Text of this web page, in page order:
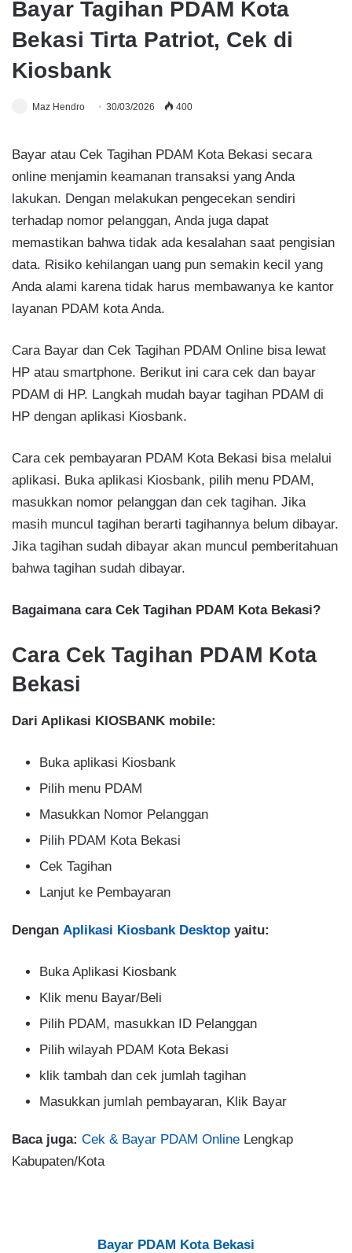
Bayar Tagihan PDAM Kota
Bekasi Tirta Patriot, Cek di
Kiosbank
Maz Hendro 30/03/2026 400
Bayar atau Cek Tagihan PDAM Kota Bekasi secara
online menjamin keamanan transaksi yang Anda
lakukan. Dengan melakukan pengecekan sendiri
terhadap nomor pelanggan, Anda juga dapat
memastikan bahwa tidak ada kesalahan saat pengisian
data. Risiko kehilangan uang pun semakin kecil yang
Anda alami karena tidak harus membawanya ke kantor
layanan PDAM kota Anda.
Cara Bayar dan Cek Tagihan PDAM Online bisa lewat
HP atau smartphone. Berikut ini cara cek dan bayar
PDAM di HP. Langkah mudah bayar tagihan PDAM di
HP dengan aplikasi Kiosbank.
Cara cek pembayaran PDAM Kota Bekasi bisa melalui
aplikasi. Buka aplikasi Kiosbank, pilih menu PDAM,
masukkan nomor pelanggan dan cek tagihan. Jika
masih muncul tagihan berarti tagihannya belum dibayar.
Jika tagihan sudah dibayar akan muncul pemberitahuan
bahwa tagihan sudah dibayar.
Bagaimana cara Cek Tagihan PDAM Kota Bekasi?
Cara Cek Tagihan PDAM Kota
Bekasi
Dari Aplikasi KIOSBANK mobile:
Buka aplikasi Kiosbank
Pilih menu PDAM
Masukkan Nomor Pelanggan
Pilih PDAM Kota Bekasi
Cek Tagihan
Lanjut ke Pembayaran
Dengan Aplikasi Kiosbank Desktop yaitu:
Buka Aplikasi Kiosbank
Klik menu Bayar/Beli
Pilih PDAM, masukkan ID Pelanggan
Pilih wilayah PDAM Kota Bekasi
klik tambah dan cek jumlah tagihan
Masukkan jumlah pembayaran, Klik Bayar
Baca juga: Cek & Bayar PDAM Online Lengkap
Kabupaten/Kota
Bayar PDAM Kota Bekasi